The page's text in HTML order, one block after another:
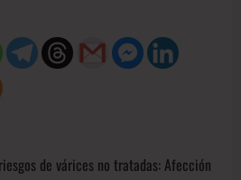
de várices no tratadas: Afección